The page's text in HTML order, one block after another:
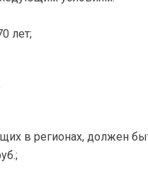
лет;
в регионах, должен